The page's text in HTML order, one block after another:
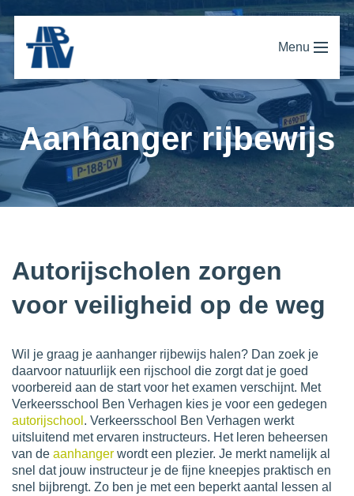
Menu
Aanhanger rijbewijs
Autorijscholen zorgen
voor veiligheid op de weg
Wil je graag je aanhanger rijbewijs halen? Dan zoek je
daarvoor natuurlijk een rijschool die zorgt dat je goed
voorbereid aan de start voor het examen verschijnt. Met
Verkeersschool Ben Verhagen kies je voor een gedegen
autorijschool . Verkeersschool Ben Verhagen werkt
uitsluitend met ervaren instructeurs. Het leren beheersen
van de aanhanger wordt een plezier. Je merkt namelijk al
snel dat jouw instructeur je de fijne kneepjes praktisch en
snel bijbrengt. Zo ben je met een beperkt aantal lessen al